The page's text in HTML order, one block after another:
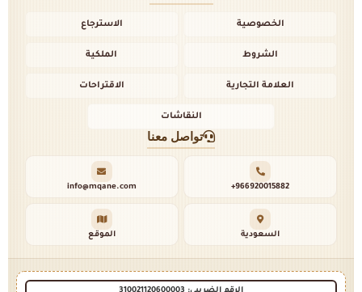
الخصوصية الاسترجاع
الشروط الملكية
العلامة التجارية الاقتراحات
النقاشات
تواصل معنا
+966920015882
info@mqane.com
السعودية الموقع